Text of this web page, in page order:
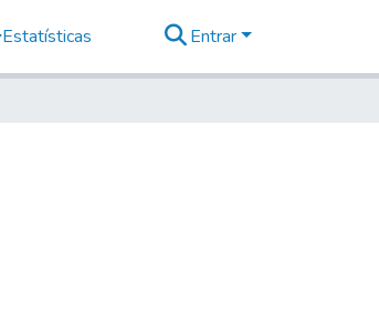
Estatísticas Entrar